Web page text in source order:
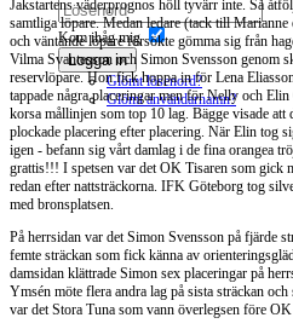
Kom ihåg mig
Logga in
Glömt lösenord?
Glömt användarnamn?
Jakstartens väderprognos höll tyvärr inte. Så
samtliga löpare. Medan ledare (tack till
och väntande löpare försökte gömma sig från
Vilma Svantesson och Simon Svensson genom
reservlöpare. Hon fick hoppa in för Lena
tappade några placeringar men för Nelly och
korsa mållinjen som top 10 lag. Bägge visade
plockade placering efter placering. När Elin tog
igen - befann sig vårt damlag i de fina orangea
grattis!!! I spetsen var det OK Tisaren som gick
redan efter nattsträckorna. IFK Göteborg tog
med bronsplatsen.
På herrsidan var det Simon Svensson på fjärde
femte sträckan som fick känna av
damsidan klättrade Simon sex placeringar på
Ymsén möte flera andra lag på sista sträckan
var det Stora Tuna som vann överlegsen före